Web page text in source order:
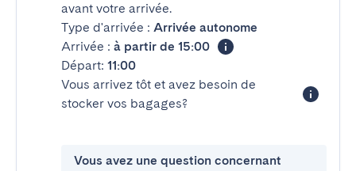
avant votre arrivée.
Type d'arrivée : Arrivée autonome
Arrivée : à partir de 15:00
Départ: 11:00
Vous arrivez tôt et avez besoin de
stocker vos bagages?
Vous avez une question concernant